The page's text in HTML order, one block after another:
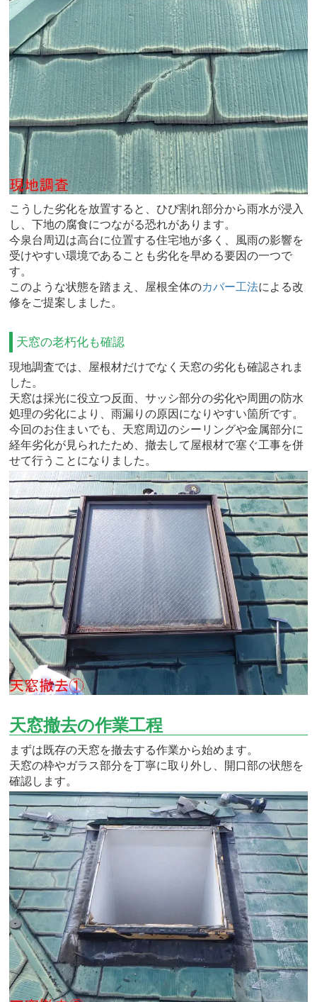
こうした劣化を放置すると、ひび割れ部分から雨水が浸入
し、下地の腐食につながる恐れがあります。
今泉台周辺は高台に位置する住宅地が多く、風雨の影響を
受けやすい環境であることも劣化を早める要因の一つで
す。
このような状態を踏まえ、屋根全体のカバー工法による改
修をご提案しました。
天窓の老朽化も確認
現地調査では、屋根材だけでなく天窓の劣化も確認されま
した。
天窓は採光に役立つ反面、サッシ部分の劣化や周囲の防水
処理の劣化により、雨漏りの原因になりやすい箇所です。
今回のお住まいでも、天窓周辺のシーリングや金属部分に
経年劣化が見られたため、撤去して屋根材で塞ぐ工事を併
せて行うことになりました。
天窓撤去の作業工程
まずは既存の天窓を撤去する作業から始めます。
天窓の枠やガラス部分を丁寧に取り外し、開口部の状態を
確認します。